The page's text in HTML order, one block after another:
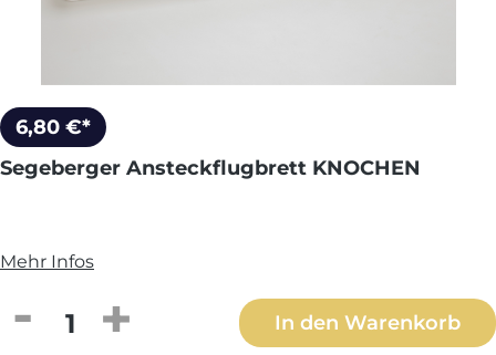
6,80 €*
Segeberger Ansteckflugbrett KNOCHEN
Mehr Infos
Produkt Anzahl: Gib den gewünschten
In den Warenkorb